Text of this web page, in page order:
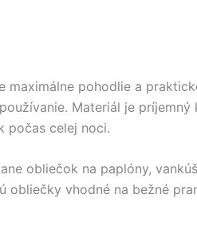
maximálne pohodlie a
Materiál je
počas celej noci.
obliečok na paplóny,
vhodné na bežné